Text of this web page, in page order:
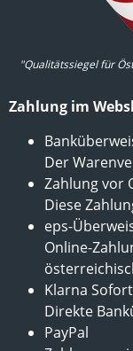
"Qualitätssiegel für
Zahlung im
Der
Zahlung vor
Diese
eps-
Online-
Klarna
Direkte
PayPal